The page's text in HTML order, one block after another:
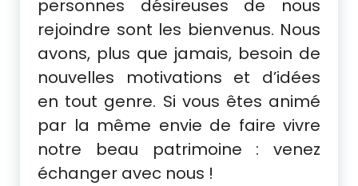
personnes désireuses de nous
rejoindre sont les bienvenus. Nous
avons, plus que jamais, besoin de
nouvelles motivations et d’idées
en tout genre. Si vous êtes animé
par la même envie de faire vivre
notre beau patrimoine : venez
échanger avec nous !